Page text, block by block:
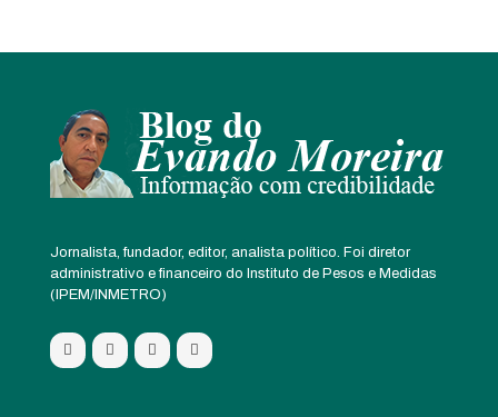
Jornalista, fundador, editor, analista político. Foi diretor
administrativo e financeiro do Instituto de Pesos e Medidas
(IPEM/INMETRO)